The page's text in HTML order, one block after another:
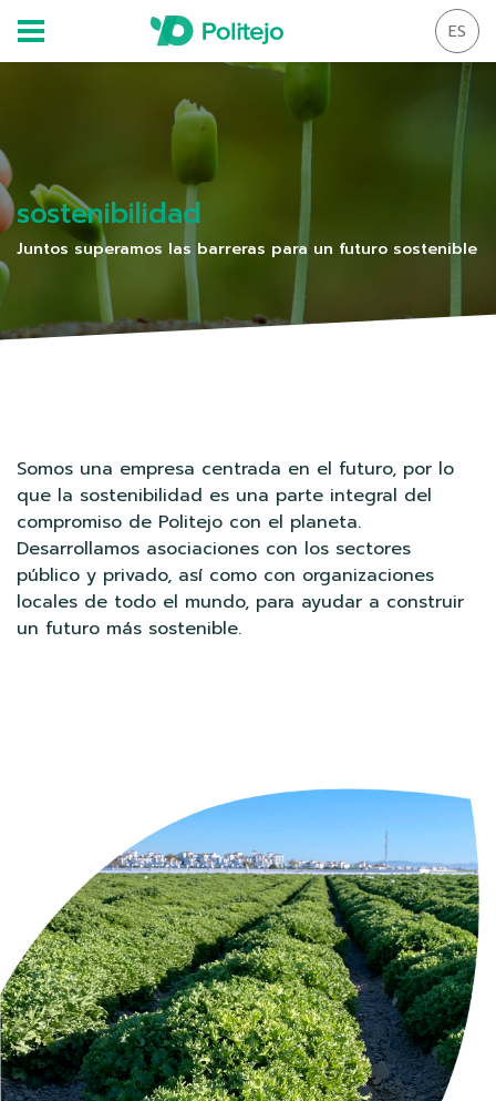
ES
sostenibilidad
Juntos superamos las barreras para un futuro sostenible
Somos una empresa centrada en el futuro, por lo
que la sostenibilidad es una parte integral del
compromiso de Politejo con el planeta.
Desarrollamos asociaciones con los sectores
público y privado, así como con organizaciones
locales de todo el mundo, para ayudar a construir
un futuro más sostenible.